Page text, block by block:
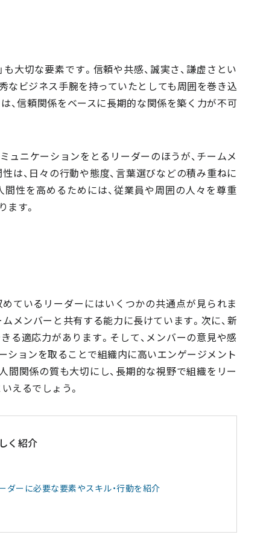
大切な要素です。信頼や共感、誠実さ、謙虚さとい
なビジネス手腕を持っていたとしても周囲を巻き込
、信頼関係をベースに長期的な関係を築く力が不可
ュニケーションをとるリーダーのほうが、チームメ
は、日々の行動や態度、言葉選びなどの積み重ねに
性を高めるためには、従業員や周囲の人々を尊重
す。
ているリーダーにはいくつかの共通点が見られま
メンバーと共有する能力に長けています。次に、新
る適応力があります。そして、メンバーの意見や感
ションを取ることで組織内に高いエンゲージメント
間関係の質も大切にし、長期的な視野で組織をリー
えるでしょう。
く紹介
ダーに必要な要素やスキル・行動を紹介